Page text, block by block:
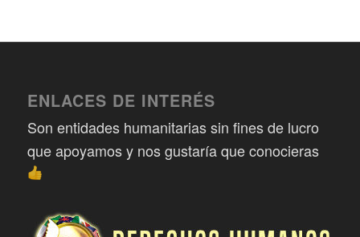
ENLACES DE INTERÉS
Son entidades humanitarias sin fines de lucro
que apoyamos y nos gustaría que conocieras